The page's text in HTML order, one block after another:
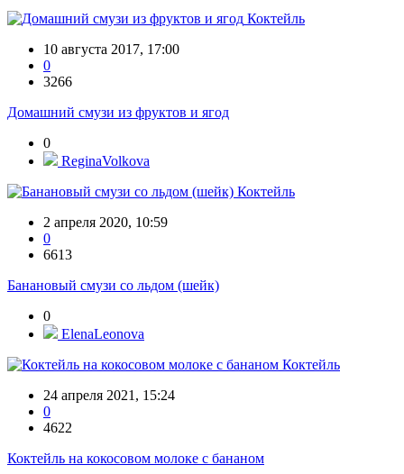
Коктейль
10 августа 2017, 17:00
0
3266
Домашний смузи из фруктов и ягод
0
ReginaVolkova
Коктейль
2 апреля 2020, 10:59
0
6613
Банановый смузи со льдом (шейк)
0
ElenaLeonova
Коктейль
24 апреля 2021, 15:24
0
4622
Коктейль на кокосовом молоке с бананом